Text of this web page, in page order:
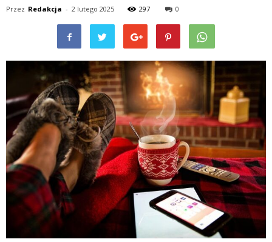
Przez Redakcja - 2 lutego 2025 297 0